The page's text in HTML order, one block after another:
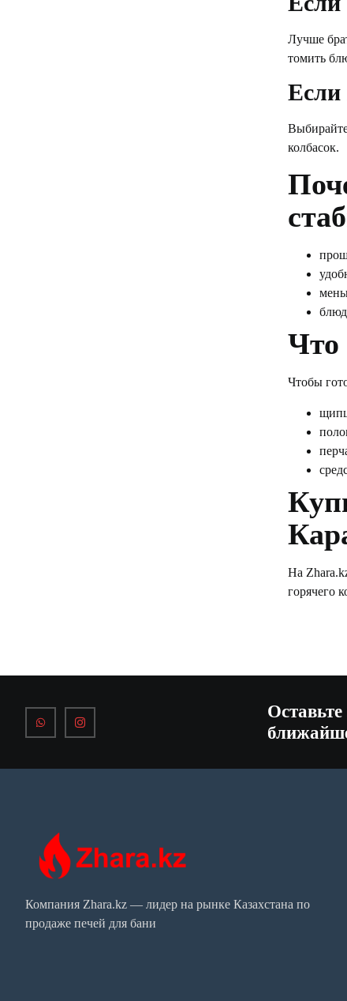
Лучше
томить
Если
колбасок.
Что
Чтобы
На
горячего
Компания Zhara.kz — лидер на рынке Казахстана по
продаже печей для бани